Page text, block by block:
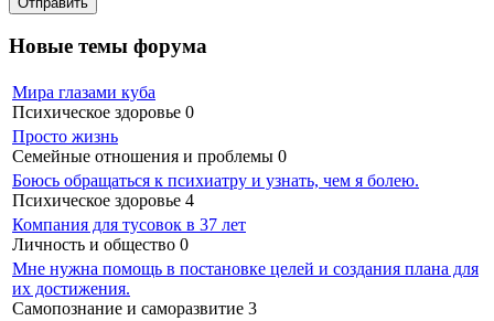
Новые темы форума
Мира глазами куба
Психическое здоровье 0
Просто жизнь
Семейные отношения и проблемы 0
Боюсь обращаться к психиатру и узнать, чем я болею.
Психическое здоровье 4
Компания для тусовок в 37 лет
Личность и общество 0
Мне нужна помощь в постановке целей и создания плана для
их достижения.
Самопознание и саморазвитие 3